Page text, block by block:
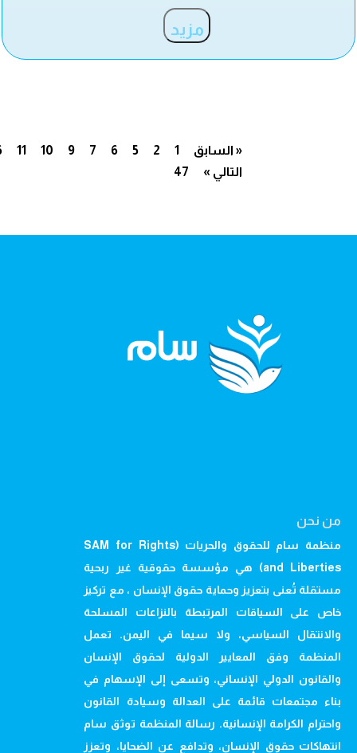
مزيد
« السابق 1
2
5
6
7
9
10
11
47
التالي »
من نحن
منظمة سام للحقوق والحريات (SAM for Rights
and Liberties) هي مؤسسة حقوقية غير ربحية
مستقلة تُعنى بتعزيز وحماية حقوق الإنسان ، مع تركيز
خاص على السياقات المرتبطة بالنزاعات المسلحة
والانتقال السياسي، ولا سيما في اليمن. تعمل
المنظمة وفق المعايير الدولية لحقوق الإنسان
والقانون الدولي الإنساني، وتسعى إلى الإسهام في
بناء مجتمعات قائمة على العدالة وسيادة القانون
واحترام الكرامة الإنسانية. رسالة المنظمة توثق سام
انتهاكات حقوق الإنسان، وتدافع عن الضحايا، وتعزز